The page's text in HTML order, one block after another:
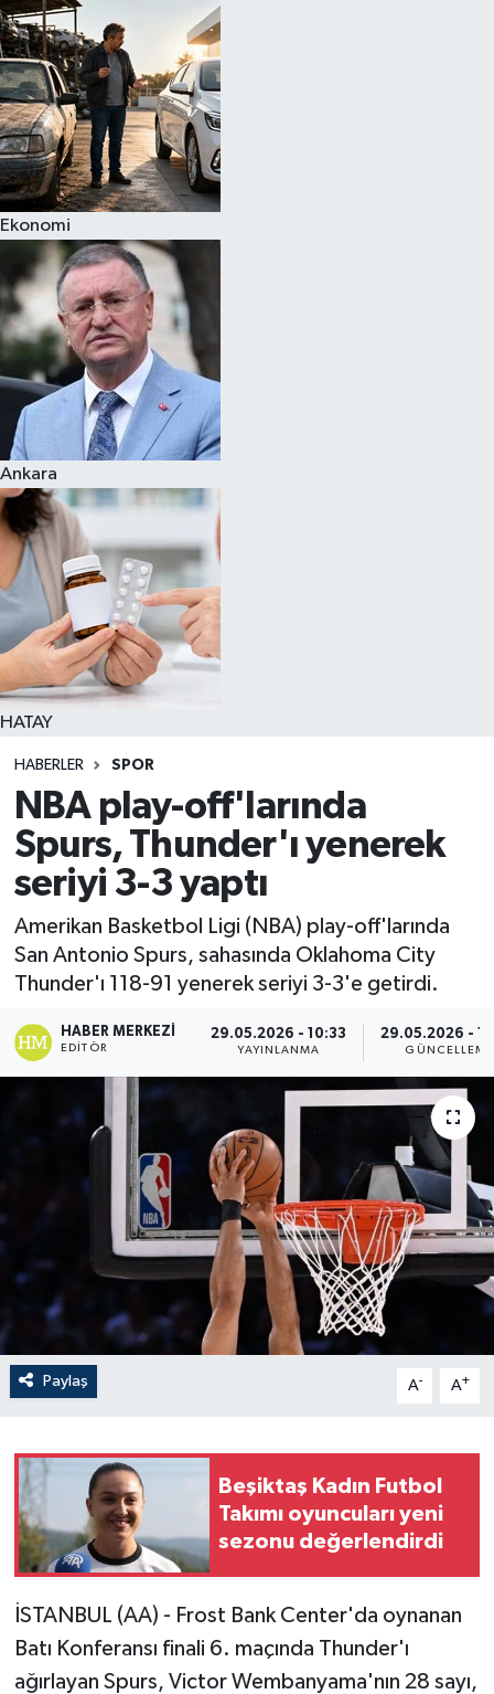
Ekonomi
Ankara
HATAY
HABERLER SPOR
NBA play-off'larında
Spurs, Thunder'ı yenerek
seriyi 3-3 yaptı
Amerikan Basketbol Ligi (NBA) play-off'larında
San Antonio Spurs, sahasında Oklahoma City
Thunder'ı 118-91 yenerek seriyi 3-3'e getirdi.
HABER MERKEZI
EDITÖR
29.05.2026 - 10:33
YAYINLANMA
29.05.2026 -
GÜNCELLEME
Paylaş A- A+
Beşiktaş Kadın Futbol
Takımı oyuncuları yeni
sezonu değerlendirdi
İSTANBUL (AA) - Frost Bank Center'da oynanan
Batı Konferansı finali 6. maçında Thunder'ı
ağırlayan Spurs, Victor Wembanyama'nın 28 sayı,
Spor
Teknoloji
Yaşam